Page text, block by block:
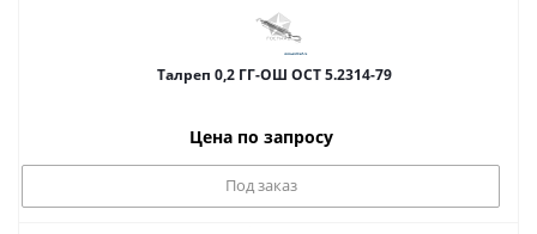
Талреп 0,2 ГГ-ОШ ОСТ 5.2314-79
Цена по запросу
Под заказ